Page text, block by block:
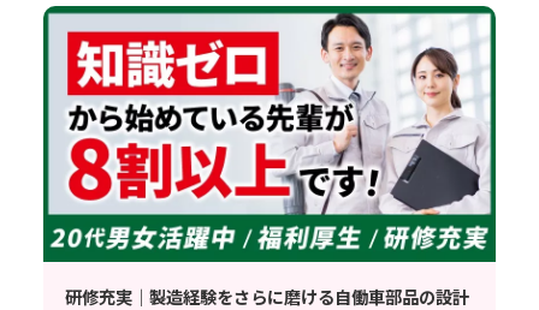
研修充実｜製造経験をさらに磨ける自働車部品の設計